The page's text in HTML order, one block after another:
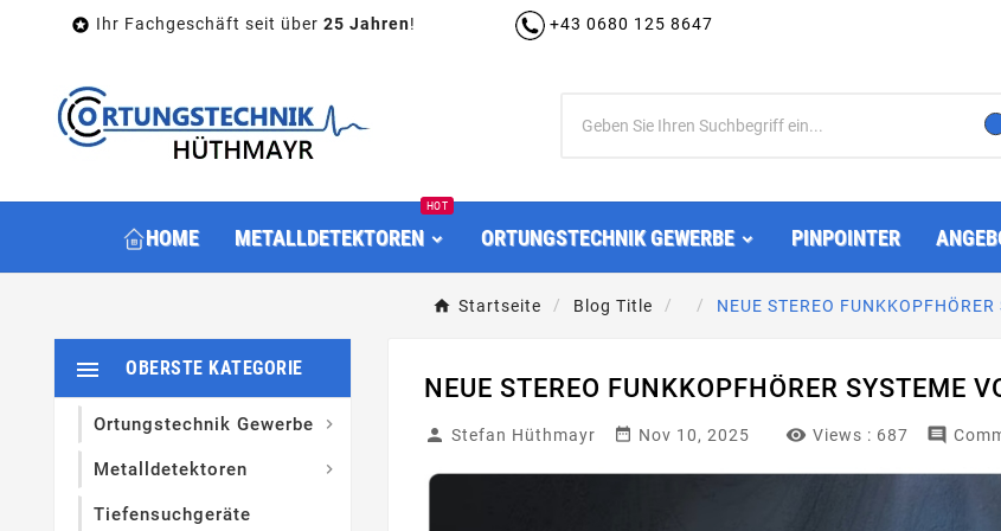
 Ihr Fachgeschäft seit über 25 Jahren! +43 0680 125 8647
HOME METALLDETEKTOREN
HOT
ORTUNGSTECHNIK GEWERBE PINPOINTER
Startseite Blog Title NEUE STEREO
OBERSTE KATEGORIE

Ortungstechnik Gewerbe 
Metalldetektoren 
Tiefensuchgeräte
NEUE STEREO FUNKKOPFHÖRER SYSTEME
 Stefan Hüthmayr  Nov 10, 2025  Views : 687 